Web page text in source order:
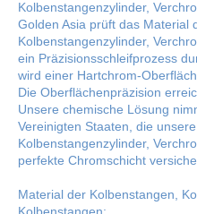
Kolbenstangenzylinder,
Golden Asia prüft das Material
Kolbenstangenzylinder,
ein Präzisionsschleifprozess
wird einer Hartchrom-
Die Oberflächenpräzision
Unsere chemische Lösung
Vereinigten Staaten, die
Kolbenstangenzylinder,
perfekte Chromschicht
Material der Kolbenstangen,